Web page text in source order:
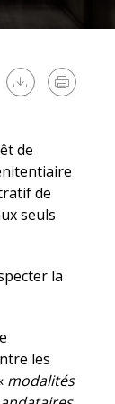
de
de
seuls
la
les
modalités